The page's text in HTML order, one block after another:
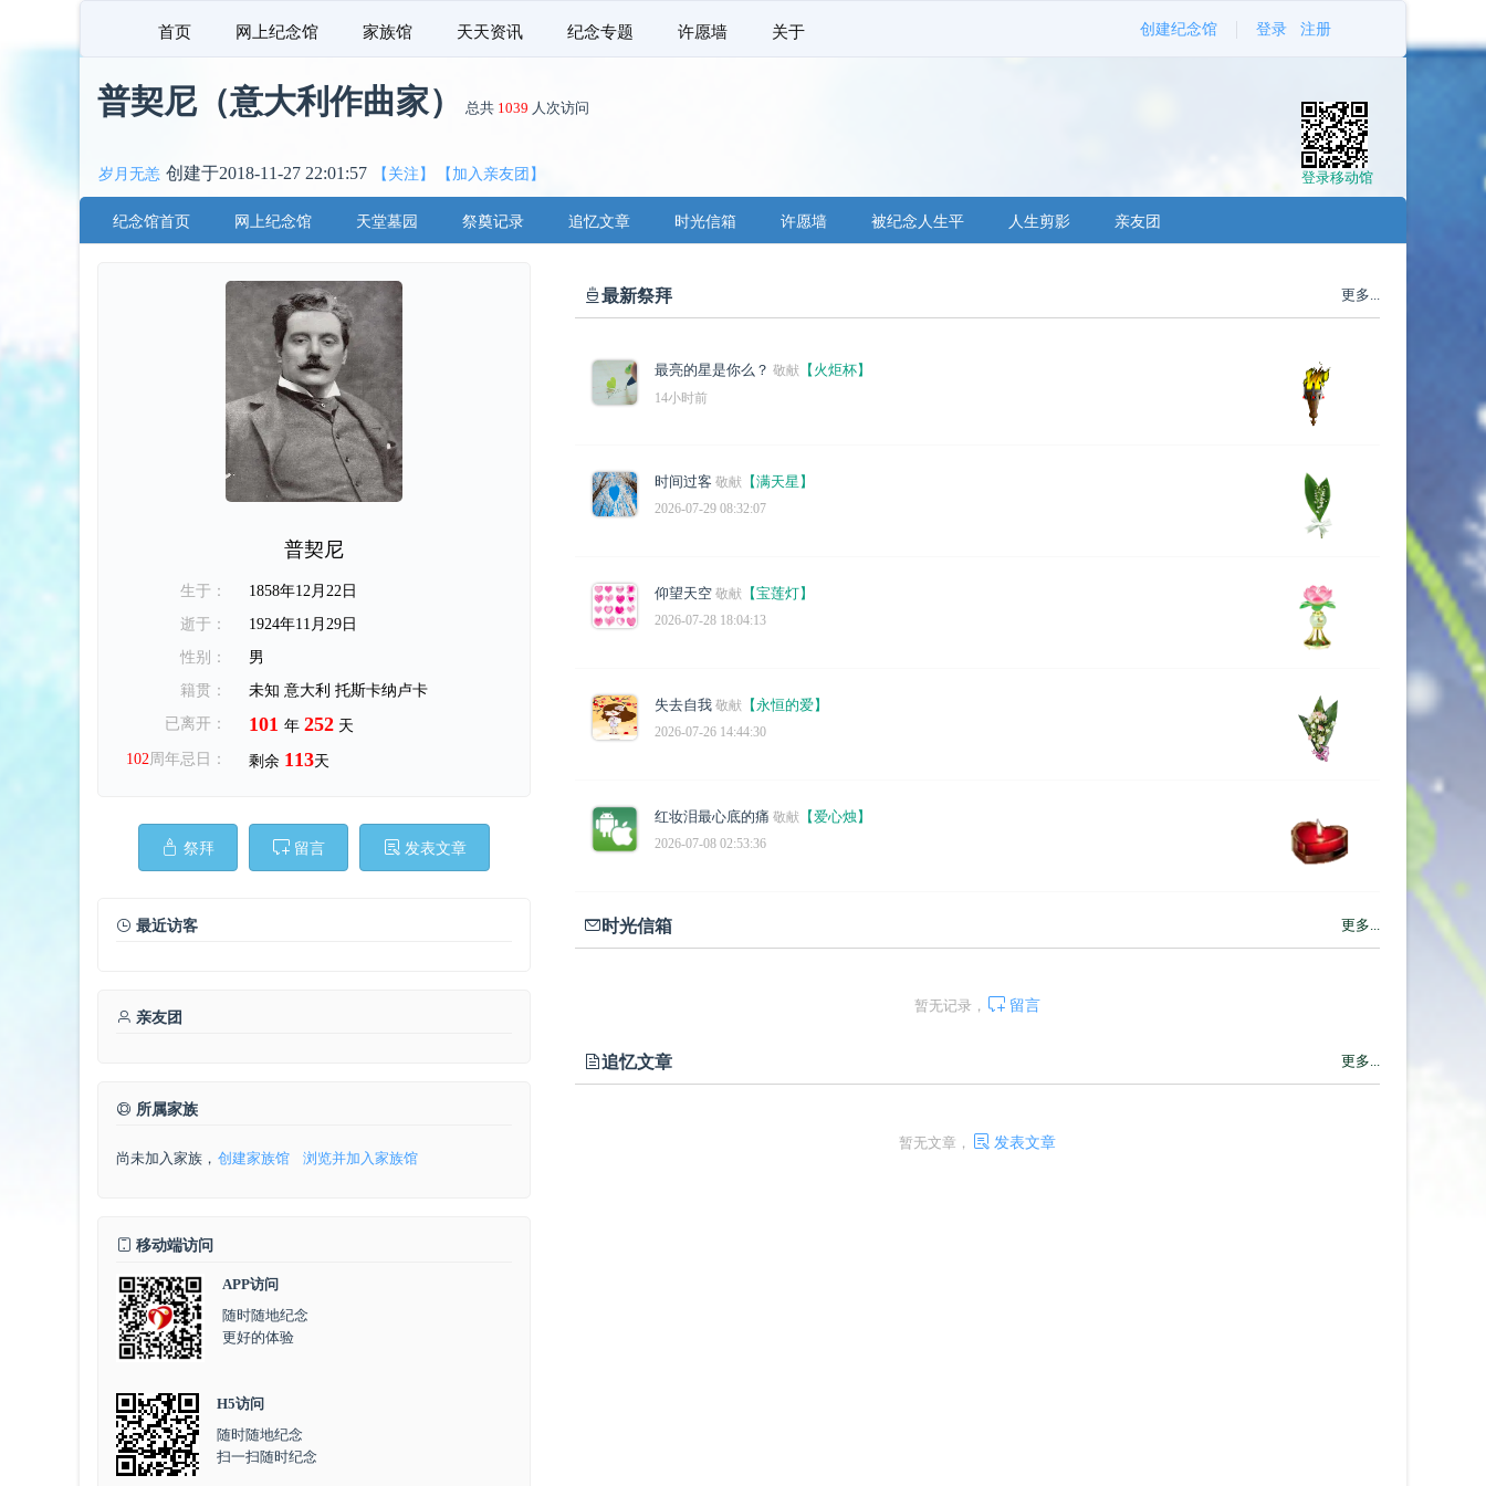
首页 网上纪念馆 家族馆 天天资讯 纪念专题 许愿墙 关于 创建纪念馆 登录 注册
普契尼（意大利作曲家） 总共 1039 人次访问
岁月无恙 创建于2018-11-27 22:01:57 【关注】 【加入亲友团】 登录移动馆
纪念馆首页 网上纪念馆 天堂墓园 祭奠记录 追忆文章 时光信箱 许愿墙 被纪念人生平 人生剪影 亲友团
普契尼
生于：
1858年12月22日
逝于：
1924年11月29日
性别：
男
籍贯：
未知 意大利 托斯卡纳卢卡
已离开：
101 年 252 天
102周年忌日： 剩余 113天
祭拜 留言 发表文章
最近访客
亲友团
所属家族
尚未加入家族， 创建家族馆 浏览并加入家族馆
移动端访问
APP访问
随时随地纪念
更好的体验
H5访问
随时随地纪念
扫一扫随时纪念
最新祭拜 更多...
最亮的星是你么？ 敬献 【火炬杯】
14小时前
时间过客 敬献 【满天星】
2026-07-29 08:32:07
仰望天空 敬献 【宝莲灯】
2026-07-28 18:04:13
失去自我 敬献 【永恒的爱】
2026-07-26 14:44:30
红妆泪最心底的痛 敬献 【爱心烛】
2026-07-08 02:53:36
时光信箱 更多...
暂无记录， 留言
追忆文章 更多...
暂无文章， 发表文章